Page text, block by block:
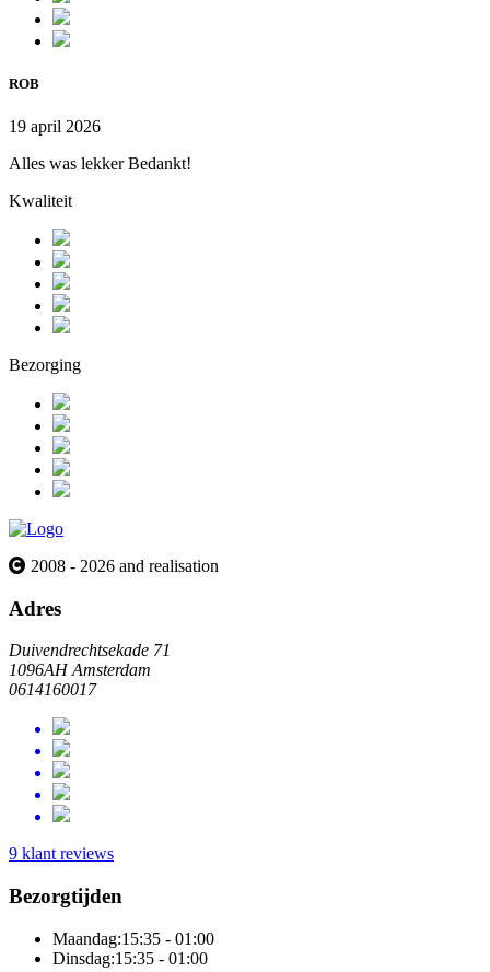
ROB
19 april 2026
Alles was lekker Bedankt!
Kwaliteit
Bezorging
2008 - 2026 and realisation
Adres
Duivendrechtsekade 71
1096AH Amsterdam
0614160017
9 klant reviews
Bezorgtijden
Maandag:15:35 - 01:00
Dinsdag:15:35 - 01:00